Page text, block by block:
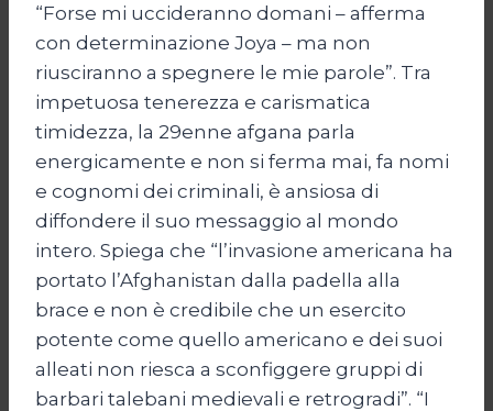
“Forse mi uccideranno domani – afferma
con determinazione Joya – ma non
riusciranno a spegnere le mie parole”. Tra
impetuosa tenerezza e carismatica
timidezza, la 29enne afgana parla
energicamente e non si ferma mai, fa nomi
e cognomi dei criminali, è ansiosa di
diffondere il suo messaggio al mondo
intero. Spiega che “l’invasione americana ha
portato l’Afghanistan dalla padella alla
brace e non è credibile che un esercito
potente come quello americano e dei suoi
alleati non riesca a sconfiggere gruppi di
barbari talebani medievali e retrogradi”. “I